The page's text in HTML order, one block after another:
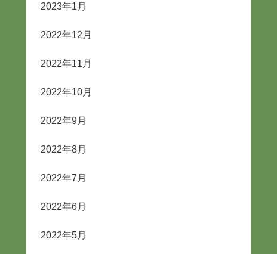
2023年1月
2022年12月
2022年11月
2022年10月
2022年9月
2022年8月
2022年7月
2022年6月
2022年5月